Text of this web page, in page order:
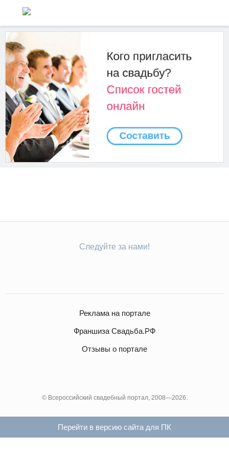
Следуйте за нами!
Реклама на портале
Франшиза Свадьба.РФ
Отзывы о портале
© Всероссийский свадебный портал, 2008—2026.
Перейти в версию сайта для ПК